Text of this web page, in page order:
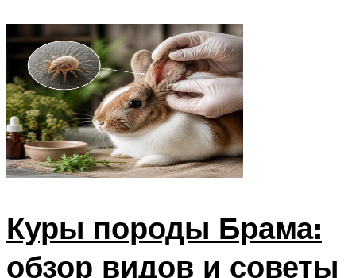
Куры породы Брама:
обзор видов и советы